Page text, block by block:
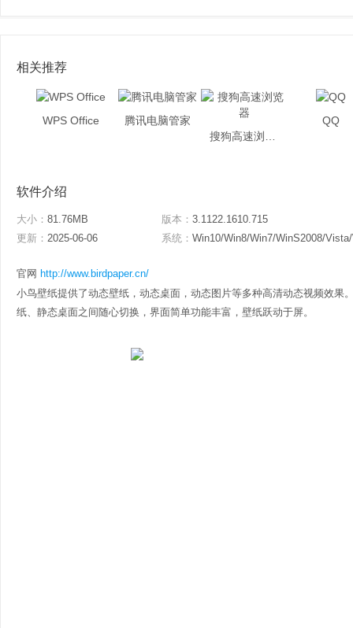
相关推荐
WPS Office
腾讯电脑管家
QQ
软件介绍
大小： 81.76MB 版本： 3.1122.1610.715
更新： 2025-06-06 系统： Win10/Win8/Win7/WinS2008/
官网 http://www.birdpaper.cn/
小鸟壁纸提供了动态壁纸，动态桌面，动态图片等多种高清动态视频效果
纸、静态桌面之间随心切换，界面简单功能丰富，壁纸跃动于屏。